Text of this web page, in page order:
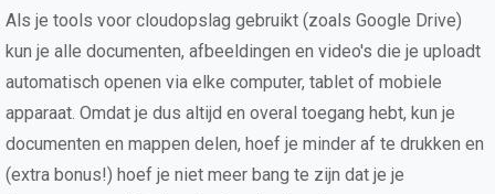
Als je tools voor cloudopslag gebruikt (zoals Google Drive)
kun je alle documenten, afbeeldingen en video's die je uploadt
automatisch openen via elke computer, tablet of mobiele
apparaat. Omdat je dus altijd en overal toegang hebt, kun je
documenten en mappen delen, hoef je minder af te drukken en
(extra bonus!) hoef je niet meer bang te zijn dat je je